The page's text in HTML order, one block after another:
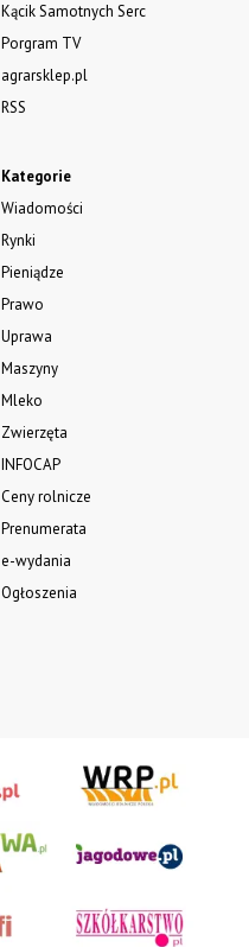
Kategorie
Wiadomości
Rynki
Pieniądze
Prawo
Uprawa
Maszyny
Mleko
Zwierzęta
INFOCAP
Ceny rolnicze
Prenumerata
e-wydania
Ogłoszenia
Kącik Samotnych Serc
Porgram TV
agrarsklep.pl
RSS